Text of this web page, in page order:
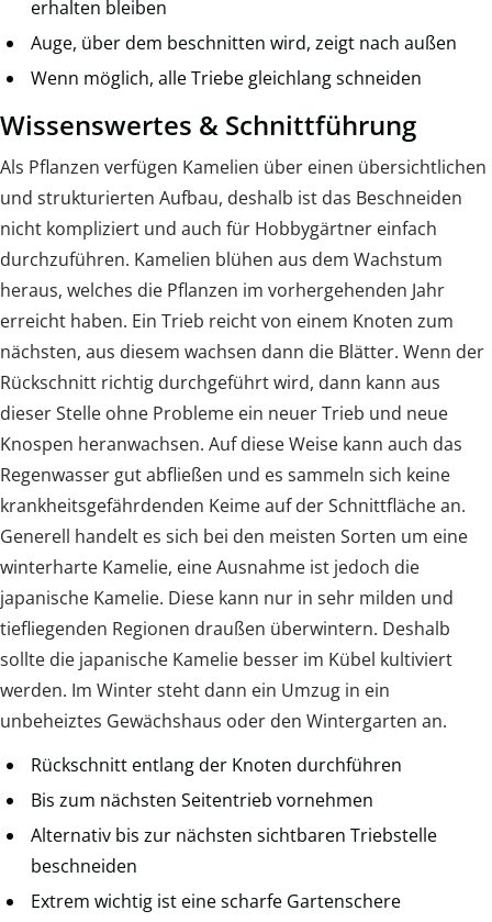
erhalten bleiben
Auge, über dem beschnitten wird, zeigt nach außen
Wenn möglich, alle Triebe gleichlang schneiden
Wissenswertes & Schnittführung
Als Pflanzen verfügen Kamelien über einen übersichtlichen
und strukturierten Aufbau, deshalb ist das Beschneiden
nicht kompliziert und auch für Hobbygärtner einfach
durchzuführen. Kamelien blühen aus dem Wachstum
heraus, welches die Pflanzen im vorhergehenden Jahr
erreicht haben. Ein Trieb reicht von einem Knoten zum
nächsten, aus diesem wachsen dann die Blätter. Wenn der
Rückschnitt richtig durchgeführt wird, dann kann aus
dieser Stelle ohne Probleme ein neuer Trieb und neue
Knospen heranwachsen. Auf diese Weise kann auch das
Regenwasser gut abfließen und es sammeln sich keine
krankheitsgefährdenden Keime auf der Schnittfläche an.
Generell handelt es sich bei den meisten Sorten um eine
winterharte Kamelie, eine Ausnahme ist jedoch die
japanische Kamelie. Diese kann nur in sehr milden und
tiefliegenden Regionen draußen überwintern. Deshalb
sollte die japanische Kamelie besser im Kübel kultiviert
werden. Im Winter steht dann ein Umzug in ein
unbeheiztes Gewächshaus oder den Wintergarten an.
Rückschnitt entlang der Knoten durchführen
Bis zum nächsten Seitentrieb vornehmen
Alternativ bis zur nächsten sichtbaren Triebstelle
beschneiden
Extrem wichtig ist eine scharfe Gartenschere